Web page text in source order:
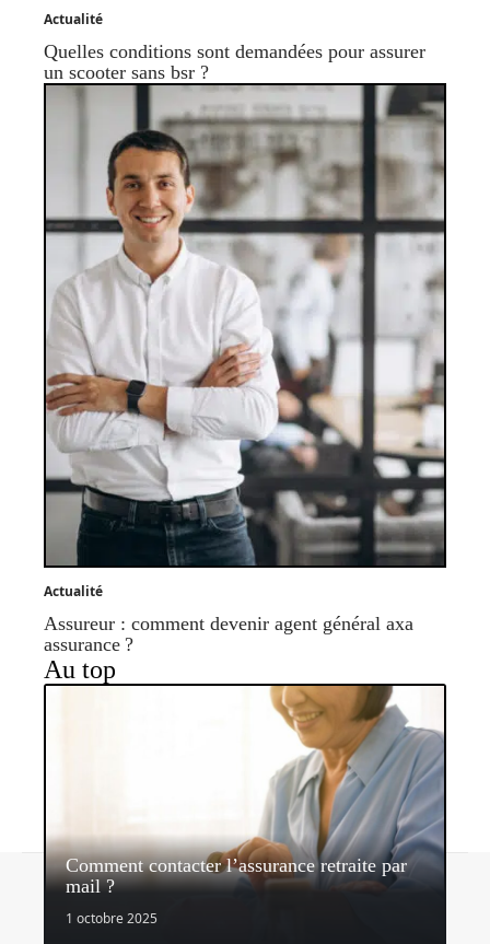
Actualité
Quelles conditions sont demandées pour assurer
un scooter sans bsr ?
Actualité
Assureur : comment devenir agent général axa
assurance ?
Au top
Comment contacter l’assurance retraite par
mail ?
1 octobre 2025
Contact Mentions légales Sitemap